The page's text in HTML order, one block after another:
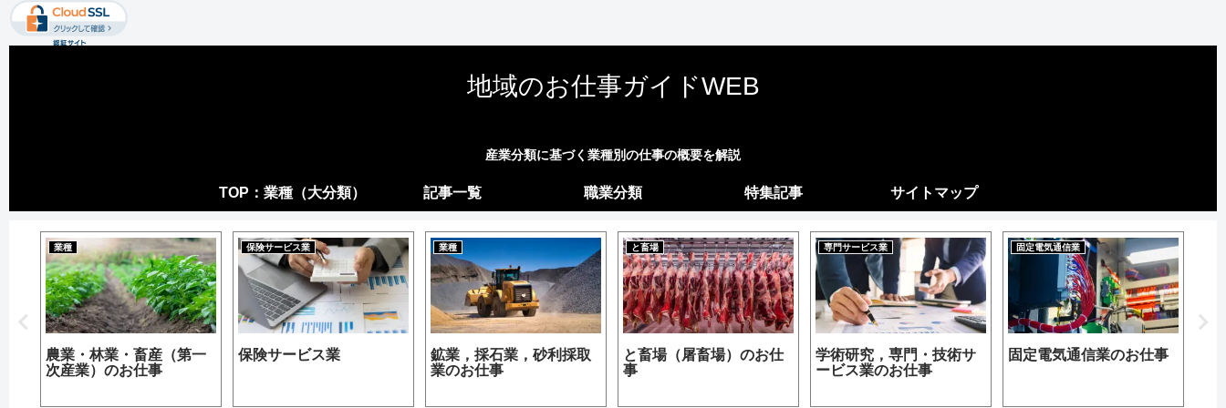
地域のお仕事ガイドWEB
産業分類に基づく業種別の仕事の概要を解説
TOP：業種（大分類） 記事一覧 職業分類 特集記事 サイトマップ
業種
農業・林業・畜産（第一
次産業）のお仕事
保険サービス業
保険サービス業
業種
鉱業，採石業，砂利採取
業のお仕事
と畜場
と畜場（屠畜場）のお仕
事
専門サービス業
学術研究，専門・技術サ
ービス業のお仕事
固定電気通信業
固定電気通信業のお仕事